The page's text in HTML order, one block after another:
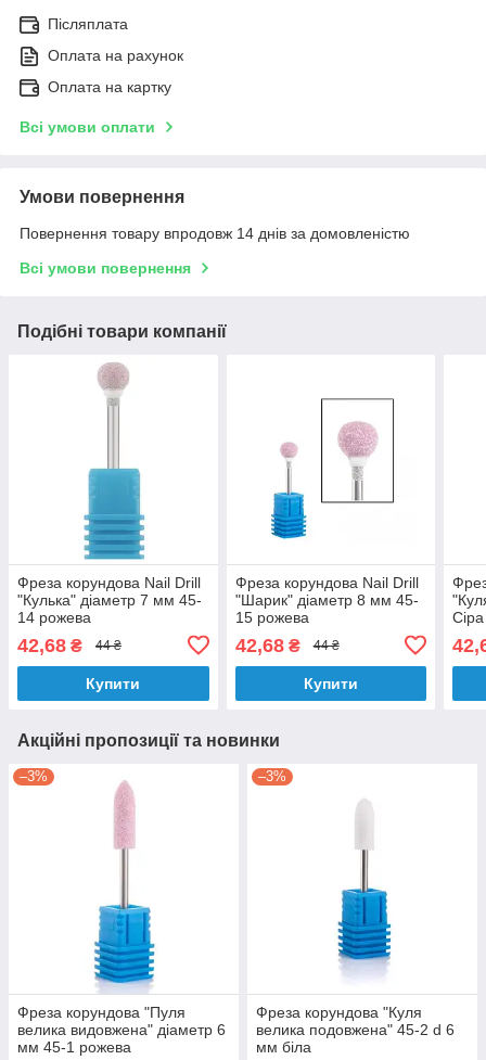
Післяплата
Оплата на рахунок
Оплата на картку
Всі умови оплати
Умови повернення
Повернення товару впродовж 14 днів за домовленістю
Всі умови повернення
Подібні товари компанії
Фреза корундова Nail Drill
"Кулька" діаметр 7 мм 45-
14 рожева
42,68 ₴ 44 ₴
Купити
Фреза корундова Nail Drill
"Шарик" діаметр 8 мм 45-
15 рожева
42,68₴ 44 ₴
Купити
Сіра
Акційні пропозиції та новинки
–3%
Фреза корундова "Пуля
велика видовжена" діаметр 6
мм 45-1 рожева
–3%
Фреза корундова "Куля
велика подовжена" 45-2 d 6
мм біла